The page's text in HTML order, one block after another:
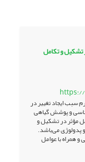
تشکیل و تکامل
سبب ایجاد تغییر در
و پوشش گیاهی
مؤثر در تشکیل و
پدولوژی می‌باشد.
و همراه با عوامل